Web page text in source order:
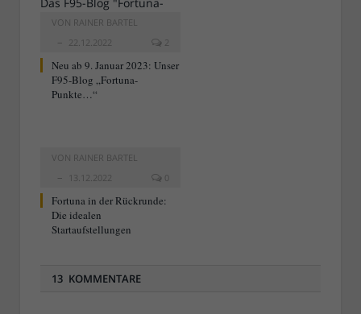
VON RAINER BARTEL
22.12.2022
2
Neu ab 9. Januar 2023: Unser
F95-Blog „Fortuna-
Punkte…“
VON RAINER BARTEL
13.12.2022
0
Fortuna in der Rückrunde:
Die idealen
Startaufstellungen
13 KOMMENTARE